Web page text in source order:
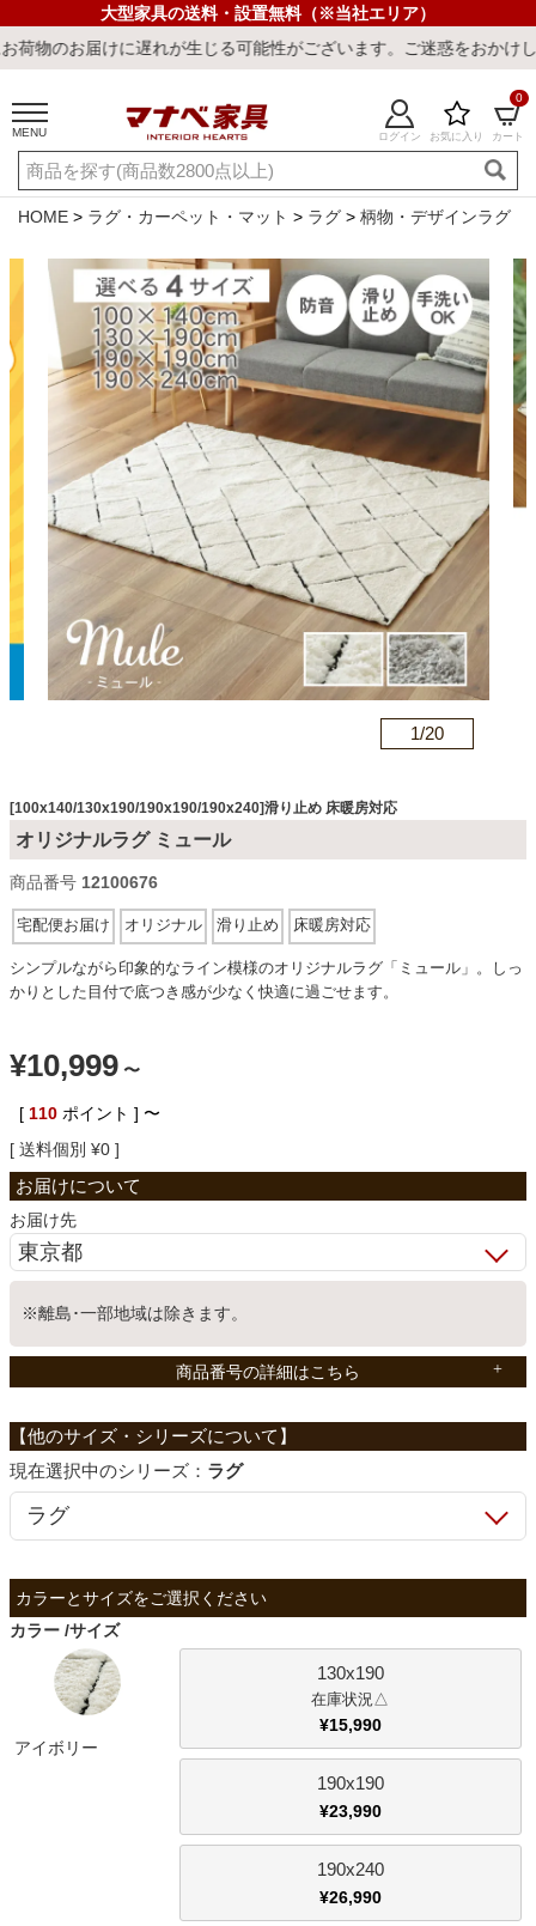
大型家具の送料・設置無料（※当社エリア）
れが生じる可能性がございます。ご迷惑をおかけしまして誠に申
MENU ログイン お気に入り カート
0
ご利用ガイド 新規会員登録
店舗一覧 閲覧履歴
キーワード・商品番号で探す
最短発送 冷感ラグ 冷感寝具 ワークデスク ウィルトンラ
カテゴリから探す
ソファ
ダイニングテーブル・セット
椅子・チェア
ベッド
収納家具
学習机
ホームオフィス
こたつ
ファブリック
カーテン
HOME ラグ・カーペット・マット ラグ 柄物・デザインラグ
1/20
[100x140/130x190/190x190/190x240]滑り止め 床暖房対応
オリジナルラグ ミュール
商品番号 12100676
宅配便お届け オリジナル 滑り止め 床暖房対応
シンプルながら印象的なライン模様のオリジナルラグ「ミュール」。しっ
かりとした目付で底つき感が少なく快適に過ごせます。
¥10,999 〜
[ 110 ポイント ] 〜
送料個別 ¥0
お届け先
※離島･一部地域は除きます。
商品番号の詳細はこちら
シリーズ： ラグ
カラー サイズ
アイボリー
130x190
△
¥15,990
190x190
¥23,990
190x240
¥26,990